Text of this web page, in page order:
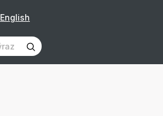
English